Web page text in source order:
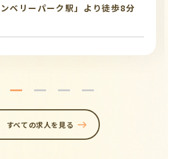
ンベリーパーク駅」より徒歩8分
すべての求人を見る